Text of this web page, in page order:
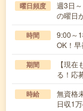
曜日頻度
週3日
の曜日
時間
9:00～
OK！
期間
【現
る！応
時給
無資格
日収1